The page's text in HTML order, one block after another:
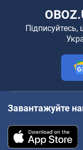
Підписуйтесь,
Завантажуйте